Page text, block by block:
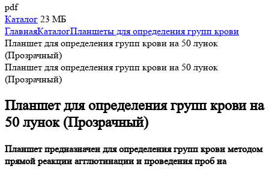
pdf
Каталог 23 МБ
ГлавнаяКаталогПланшеты для определения групп крови
Планшет для определения групп крови на 50 лунок
(Прозрачный)
Планшет для определения групп крови на 50 лунок
(Прозрачный)
Планшет для определения групп крови на
50 лунок (Прозрачный)
Планшет предназначен для определения групп крови методом
прямой реакции агглютинации и проведения проб на